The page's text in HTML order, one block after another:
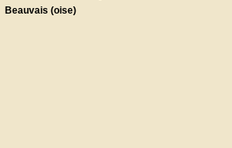
Beauvais (oise)